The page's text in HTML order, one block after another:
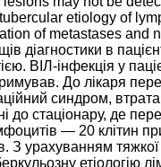
etiology of
of metastases
діагностики в
ВІЛ-інфекція у
До лікаря
синдром,
до стаціонару, де
— 20 клітин
З урахуванням тяжкої
етіологію